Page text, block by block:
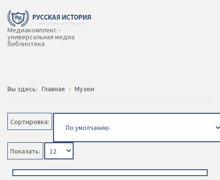
Медиакомплекс -
универсальная медиа
библиотека
Вы здесь: Главная Музеи
Сортировка:
Показать: